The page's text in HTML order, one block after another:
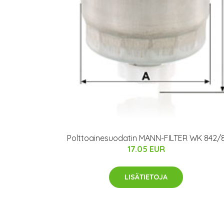
Polttoainesuodatin MANN-FILTER WK 842/
17.05 EUR
LISÄTIETOJA